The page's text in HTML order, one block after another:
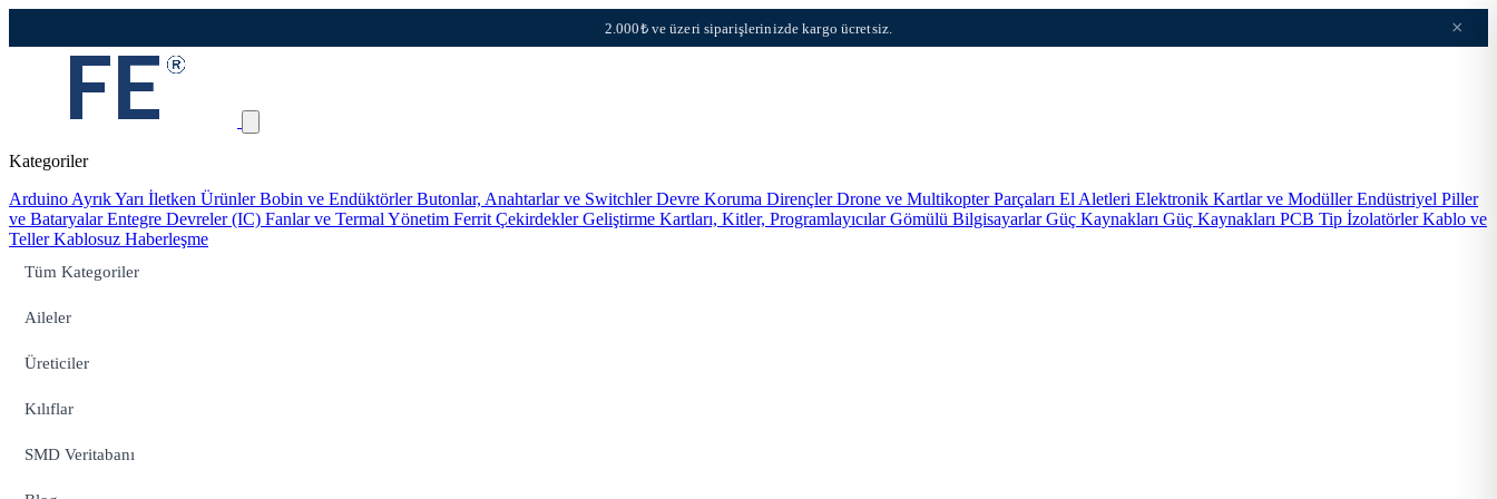
2.000₺ ve üzeri siparişlerinizde kargo ücretsiz. ×
Kategoriler
Arduino Ayrık Yarı İletken ÜrünlerBobin ve EndüktörlerButonlar, Anahtarlar ve SwitchlerDevre Koruma DirençlerDrone ve Multikopter Parçaları El Aletleri Elektronik Kartlar ve ModüllerEndüstriyel Piller
ve BataryalarEntegre Devreler (IC) Fanlar ve Termal Yönetim Ferrit ÇekirdeklerGeliştirme Kartları, Kitler, ProgramlayıcılarGömülü BilgisayarlarGüç Kaynakları Güç Kaynakları PCB Tip İzolatörlerKablo ve
TellerKablosuz Haberleşme
Tüm Kategoriler
Aileler
Üreticiler
Kılıflar
SMD Veritabanı